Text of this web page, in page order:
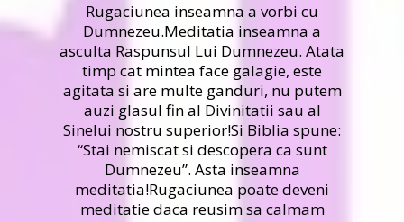
Rugaciunea inseamna a vorbi cu
Dumnezeu.Meditatia inseamna a
asculta Raspunsul Lui Dumnezeu. Atata
timp cat mintea face galagie, este
agitata si are multe ganduri, nu putem
auzi glasul fin al Divinitatii sau al
Sinelui nostru superior!Si Biblia spune:
“Stai nemiscat si descopera ca sunt
Dumnezeu”. Asta inseamna
meditatia!Rugaciunea poate deveni
meditatie daca reusim sa calmam